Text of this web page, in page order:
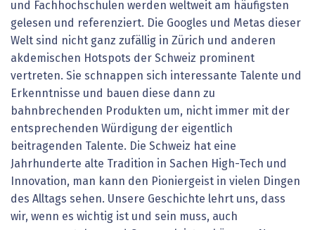
und Fachhochschulen werden weltweit am häufigsten
gelesen und referenziert. Die Googles und Metas dieser
Welt sind nicht ganz zufällig in Zürich und anderen
akdemischen Hotspots der Schweiz prominent
vertreten. Sie schnappen sich interessante Talente und
Erkenntnisse und bauen diese dann zu
bahnbrechenden Produkten um, nicht immer mit der
entsprechenden Würdigung der eigentlich
beitragenden Talente. Die Schweiz hat eine
Jahrhunderte alte Tradition in Sachen High-Tech und
Innovation, man kann den Pioniergeist in vielen Dingen
des Alltags sehen. Unsere Geschichte lehrt uns, dass
wir, wenn es wichtig ist und sein muss, auch